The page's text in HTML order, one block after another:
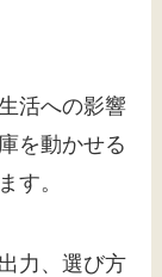
活への影響
を動かせる
す。
力、選び方